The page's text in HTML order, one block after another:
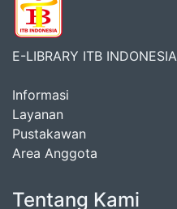
E-LIBRARY ITB INDONESIA
Informasi
Layanan
Pustakawan
Area Anggota
Tentang Kami